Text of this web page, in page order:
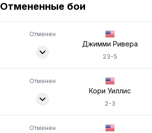
Отмененные бои
Отменен
Джимми Ривера
23-5
Отменен
Кори Уиллис
2-3
Отменен